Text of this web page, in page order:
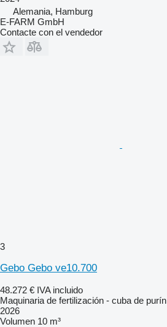
Alemania, Hamburg
E-FARM GmbH
Contacte con el vendedor
3
Gebo Gebo ve10.700
48.272 € IVA incluido
Maquinaria de fertilización - cuba de purín
2026
Volumen 10 m³